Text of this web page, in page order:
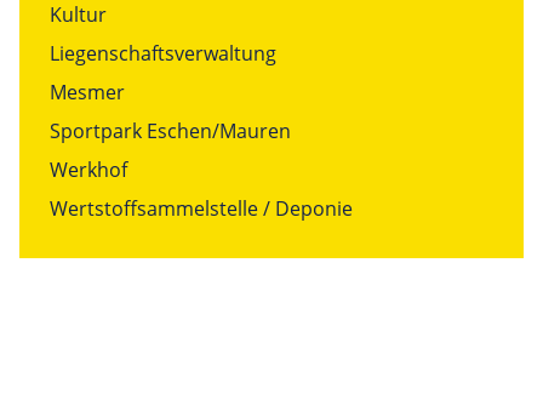
Kultur
Liegenschaftsverwaltung
Mesmer
Sportpark Eschen/Mauren
Werkhof
Wertstoffsammelstelle / Deponie